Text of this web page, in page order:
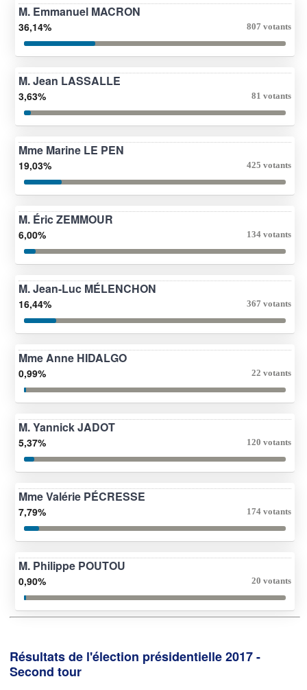
M. Emmanuel MACRON
36,14% 807 votants
M. Jean LASSALLE
3,63% 81 votants
Mme Marine LE PEN
19,03% 425 votants
M. Éric ZEMMOUR
6,00% 134 votants
M. Jean-Luc MÉLENCHON
16,44% 367 votants
Mme Anne HIDALGO
0,99% 22 votants
M. Yannick JADOT
5,37% 120 votants
Mme Valérie PÉCRESSE
7,79% 174 votants
M. Philippe POUTOU
0,90% 20 votants
Résultats de l'élection présidentielle 2017 -
Second tour